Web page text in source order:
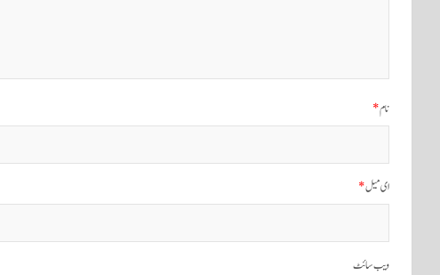
نام*
ای میل*
ویب‌ سائٹ